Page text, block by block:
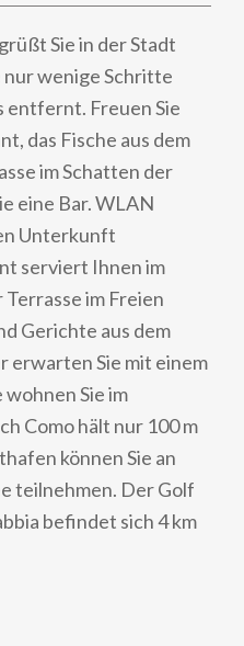
Sie in der Stadt
nur wenige Schritte
entfernt. Freuen Sie
das Fische aus dem
im Schatten der
eine Bar. WLAN
Unterkunft
serviert Ihnen im
im Freien
Gerichte aus dem
erwarten Sie mit einem
Sie im
Como hält nur 100 m
können Sie an
teilnehmen. Der Golf
befindet sich 4 km